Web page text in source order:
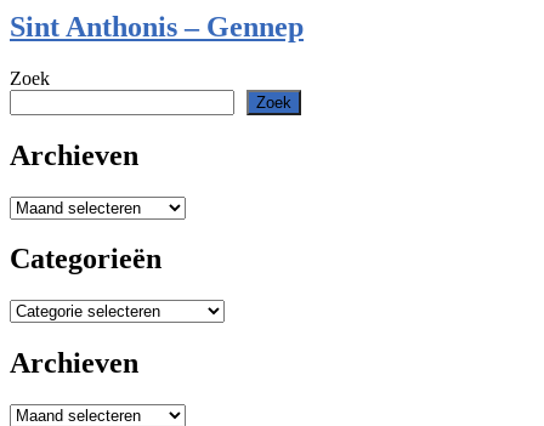
Sint Anthonis – Gennep
Zoek
Zoek
Archieven
Archieven
Categorieën
Categorieën
Archieven
Archieven